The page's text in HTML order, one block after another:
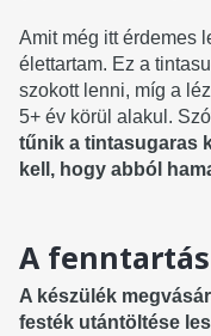
Amit még itt érdemes
élettartam. Ez a
szokott lenni, míg a
5+ év körül alakul.
tűnik a tintasugaras
kell, hogy abból
A
A készülék
festék utántöltése